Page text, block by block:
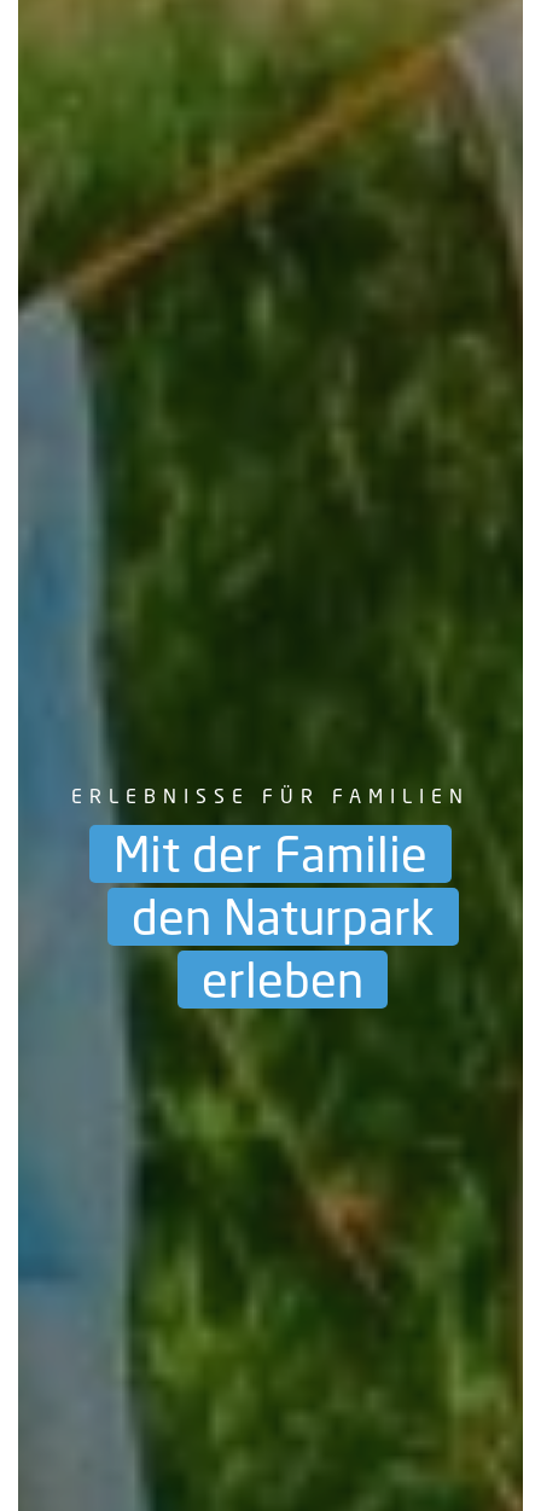
ERLEBNISSE FÜR FAMILIEN
Mit der Familie
den Naturpark
erleben